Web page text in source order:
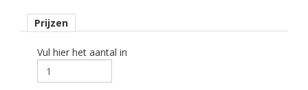
64 mu
Kleefkracht (N/1000 mm)
Prijzen
Vul hier het aantal in